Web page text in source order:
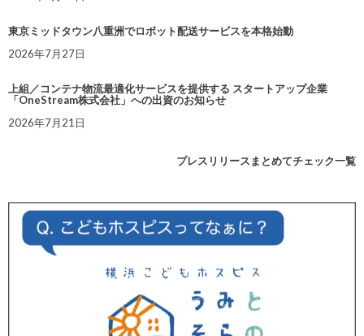
東京ミッドタウン八重洲でロボット配送サービスを本格始動
2026年7月27日
上組／コンテナ物流最適化サービスを提供する スタートアップ企業
「OneStream株式会社」への出資のお知らせ
2026年7月21日
プレスリリースまとめてチェック一覧